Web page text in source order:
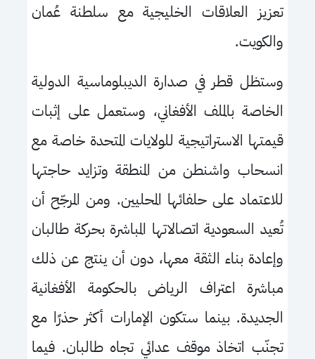
تعزيز العلاقات الخليجية مع سلطنة عُمان
والكويت.
وستظل قطر في صدارة الديبلوماسية الدولية
الخاصة بالملف الأفغاني، وستعمل على إثبات
قيمتها الاستراتيجية للولايات المتحدة خاصة مع
انسحاب واشنطن من المنطقة وتزايد حاجتها
للاعتماد على حلفائها المحليين. ومن المرجّح أن
تُعيد السعودية اتصالاتها المباشرة بحركة طالبان
وإعادة بناء الثقة معها، دون أن ينتج عن ذلك
مباشرة اعتراف الرياض بالحكومة الأفغانية
الجديدة. بينما ستكون الإمارات أكثر حذرًا مع
تجنّب اتخاذ موقف عدائي تجاه طالبان. فيما